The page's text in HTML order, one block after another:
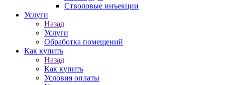
Стволовые инъекции
Услуги
Назад
Услуги
Обработка помещений
Как купить
Назад
Как купить
Условия оплаты